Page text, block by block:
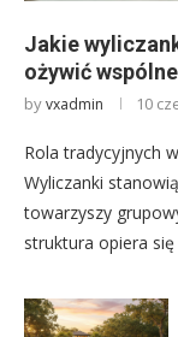
Jakie
ożywić
byvxadmin 10
Rola tradycyjnych
Wyliczanki
towarzyszy
struktura opiera